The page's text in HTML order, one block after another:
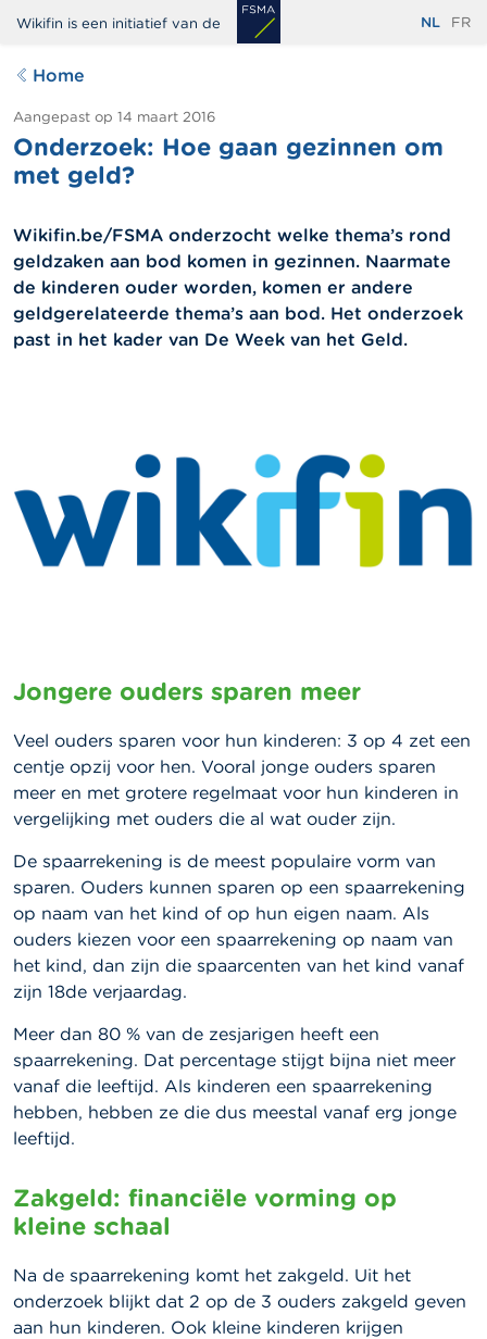
Overslaan
naar
inhoud
gaan
Wikifin is een initiatief van de NL FR
Home
Aangepast op 14 maart 2016
Onderzoek: Hoe gaan gezinnen om
met geld?
Wikifin.be/FSMA onderzocht welke thema’s rond
geldzaken aan bod komen in gezinnen. Naarmate
de kinderen ouder worden, komen er andere
geldgerelateerde thema’s aan bod. Het onderzoek
past in het kader van De Week van het Geld.
Jongere ouders sparen meer
Veel ouders sparen voor hun kinderen: 3 op 4 zet een
centje opzij voor hen. Vooral jonge ouders sparen
meer en met grotere regelmaat voor hun kinderen in
vergelijking met ouders die al wat ouder zijn.
De spaarrekening is de meest populaire vorm van
sparen. Ouders kunnen sparen op een spaarrekening
op naam van het kind of op hun eigen naam. Als
ouders kiezen voor een spaarrekening op naam van
het kind, dan zijn die spaarcenten van het kind vanaf
zijn 18de verjaardag.
Meer dan 80 % van de zesjarigen heeft een
spaarrekening. Dat percentage stijgt bijna niet meer
vanaf die leeftijd. Als kinderen een spaarrekening
hebben, hebben ze die dus meestal vanaf erg jonge
leeftijd.
Zakgeld: financiële vorming op
kleine schaal
Na de spaarrekening komt het zakgeld. Uit het
onderzoek blijkt dat 2 op de 3 ouders zakgeld geven
aan hun kinderen. Ook kleine kinderen krijgen